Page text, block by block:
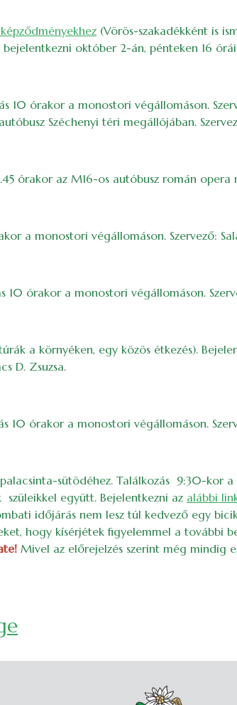
(Vörös-szakadékként is
október 2-án, pénteken 16
10 órakor a monostori végállomáson.
Széchenyi téri megállójában.
órakor az M16-os autóbusz román
a monostori végállomáson. Szervező:
órakor a monostori végállomáson.
a környéken, egy közös étkezés).
D. Zsuzsa.
10 órakor a monostori végállomáson.
sütödéhez. Találkozás 9:30-kor
együtt. Bejelentkezni az alábbi
időjárás nem lesz túl kedvező egy
hogy kísérjétek figyelemmel a további
Mivel az előrejelzés szerint még mindig